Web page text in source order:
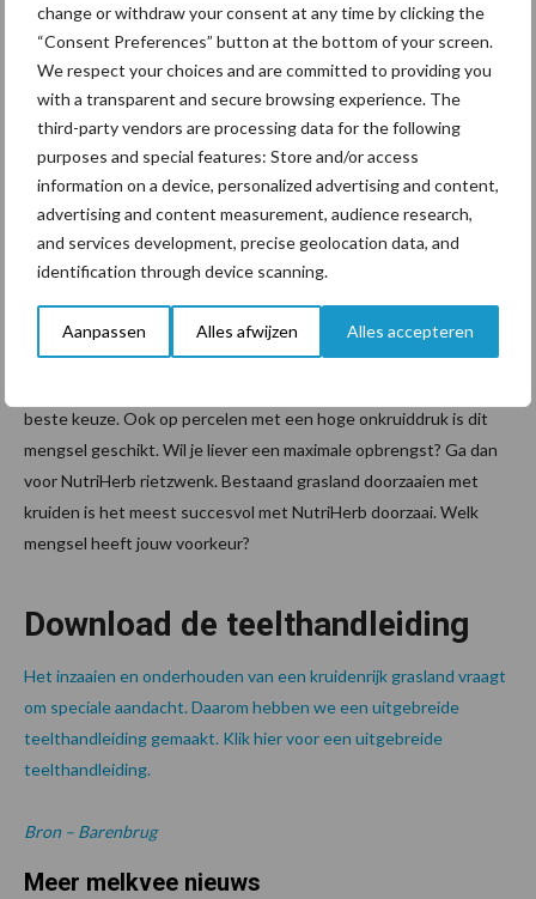
change or withdraw your consent at any time by clicking the
“Consent Preferences” button at the bottom of your screen.
We respect your choices and are committed to providing you
with a transparent and secure browsing experience. The
third-party vendors are processing data for the following
purposes and special features: Store and/or access
information on a device, personalized advertising and content,
advertising and content measurement, audience research,
and services development, precise geolocation data, and
identification through device scanning.
Aanpassen Alles afwijzen Alles accepteren
opbrengst produceert dan weide met uitsluitend Engels raaigras.
Kruiden zoals weegbree, cichorei en klaver hebben daarnaast in
het bladrijke stadium ook een uitgesproken hoge voederwaarde
van ongeveer 1.200 VEM. De totale voederwaarde van jouw kuil
met NutriHerb is daarmee zeer concurrerend ten opzichte van
weidemengsels met honderd procent gras. Ook levert een weide
met NutriHerb zowel energie als eiwit. Hierdoor krijgen je koeien
het gehele weideseizoen een uitgebalanceerde hoeveelheid van
deze voedingsstoffen binnen.
iedereen dezelfde wensen heeft, kun je kiezen of je de kruiden
combineert met Engels raaigras of met rietzwenk. Is
beste keuze. Ook op percelen met een hoge onkruiddruk is dit
mengsel geschikt. Wil je liever een maximale opbrengst? Ga dan
voor NutriHerb rietzwenk. Bestaand grasland doorzaaien met
kruiden is het meest succesvol met NutriHerb doorzaai. Welk
mengsel heeft jouw voorkeur?
Download de teelthandleiding
Het inzaaien en onderhouden van een kruidenrijk grasland vraagt
om speciale aandacht. Daarom hebben we een uitgebreide
teelthandleiding gemaakt. Klik hier voor een uitgebreide
teelthandleiding.
Bron – Barenbrug
Meer melkvee nieuws